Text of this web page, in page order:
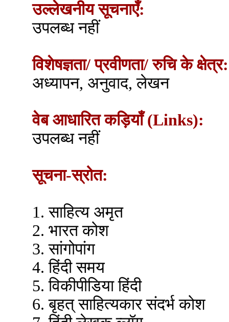
उल्लेखनीय सूचनाएँ:
उपलब्ध नहीं
विशेषज्ञता/ प्रवीणता/ रुचि के क्षेत्र:
अध्यापन, अनुवाद, लेखन
वेब आधारित कड़ियाँ (Links):
उपलब्ध नहीं
सूचना-स्रोत:
1. साहित्य अमृत
2. भारत कोश
3. सांगोपांग
4. हिंदी समय
5. विकीपीडिया हिंदी
6. बृहत् साहित्यकार संदर्भ कोश